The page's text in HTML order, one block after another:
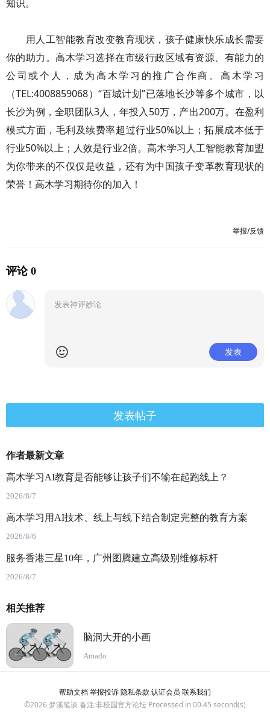
知识。
用人工智能教育改变教育现状，孩子健康快乐成长需要
你的助力。高木学习选择在市级行政区域有资源、有能力的
公司或个人，成为高木学习的推广合作商。高木学习
（TEL:4008859068）“百城计划”已落地长沙等多个城市，以
长沙为例，全职团队3人，年投入50万，产出200万。在盈利
模式方面，毛利及续费率超过行业50%以上；拓展成本低于
行业50%以上；人效是行业2倍。高木学习人工智能教育加盟
为你带来的不仅仅是收益，还有为中国孩子变革教育现状的
荣誉！高木学习期待你的加入！
举报/反馈
评论 0
发表
发表帖子
作者最新文章
高木学习AI教育是否能够让孩子们不输在起跑线上？
2026/8/7
高木学习用AI技术、线上与线下结合制定完整的教育方案
2026/8/6
服务香港三星10年，广州图腾建立高级别维修标杆
2026/8/7
相关推荐
脑洞大开的小画
Amado
帮助文档举报投诉隐私条款 认证会员 联系我们
©2026梦溪笔谈 备注:非校园官方论坛 Processed in 00.45 second(s)